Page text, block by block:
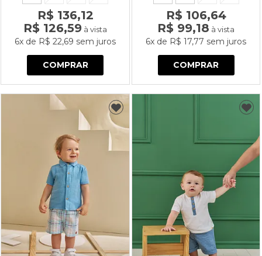
R$ 136,12
R$ 126,59 à vista
6x de R$ 22,69 sem juros
COMPRAR
R$ 106,64
R$ 99,18 à vista
6x de R$ 17,77 sem juros
COMPRAR